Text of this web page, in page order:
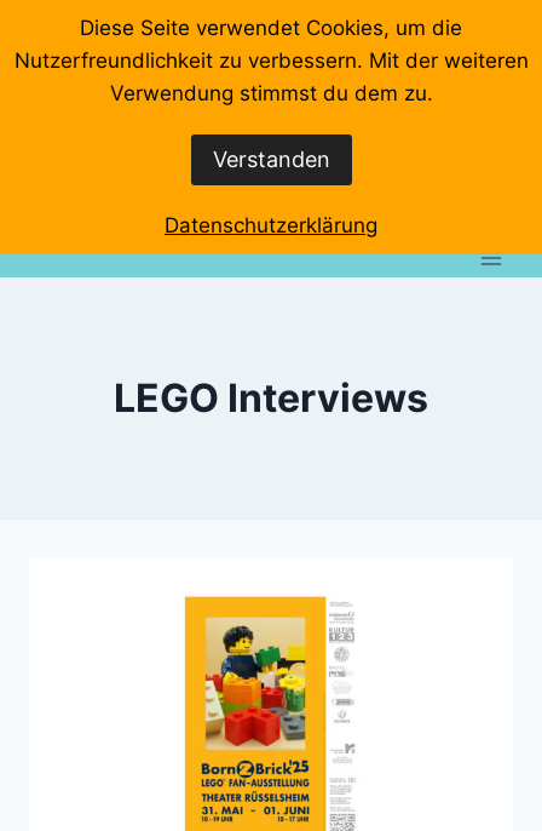
Inhalt
Startseite Videos Veranstaltungen Interviews
Event-Rundgänge
LEGO Interviews
Diese Seite verwendet Cookies, um die
Nutzerfreundlichkeit zu verbessern. Mit der weiteren
Verwendung stimmst du dem zu.
Verstanden
Datenschutzerklärung